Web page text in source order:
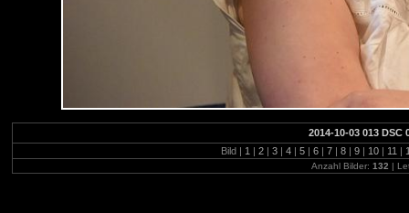
2014-10-03 013 DSC
Bild | 1 | 2 | 3 | 4 | 5 | 6 | 7 | 8 | 9 | 10 | 11 |
Anzahl Bilder:132 |